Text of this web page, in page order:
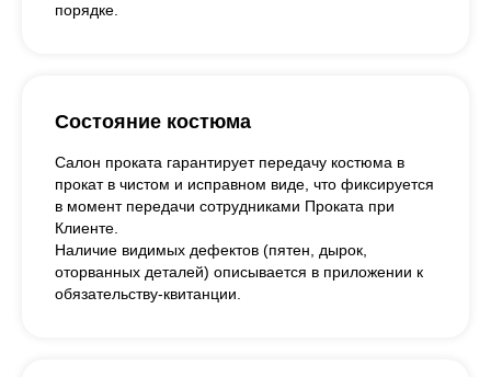
порядке.
Состояние костюма
Салон проката гарантирует передачу костюма в
прокат в чистом и исправном виде, что фиксируется
в момент передачи сотрудниками Проката при
Клиенте.
Наличие видимых дефектов (пятен, дырок,
оторванных деталей) описывается в приложении к
обязательству-квитанции.